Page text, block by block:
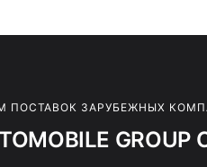
ЗАРУБЕЖНЫХ